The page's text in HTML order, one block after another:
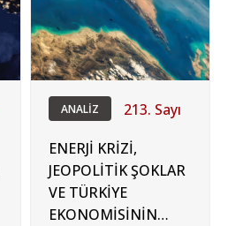
ANALİZ 213. Sayı
ENERJİ KRİZİ,
JEOPOLİTİK ŞOKLAR
VE TÜRKİYE
EKONOMİSİNİN